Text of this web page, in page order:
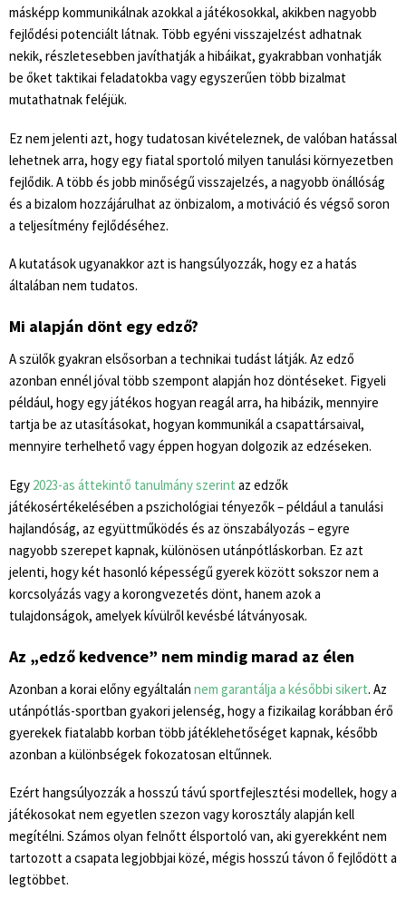
másképp kommunikálnak azokkal a játékosokkal, akikben nagyobb
fejlődési potenciált látnak. Több egyéni visszajelzést adhatnak
nekik, részletesebben javíthatják a hibáikat, gyakrabban vonhatják
be őket taktikai feladatokba vagy egyszerűen több bizalmat
mutathatnak feléjük.
Ez nem jelenti azt, hogy tudatosan kivételeznek, de valóban hatással
lehetnek arra, hogy egy fiatal sportoló milyen tanulási környezetben
fejlődik. A több és jobb minőségű visszajelzés, a nagyobb önállóság
és a bizalom hozzájárulhat az önbizalom, a motiváció és végső soron
a teljesítmény fejlődéséhez.
A kutatások ugyanakkor azt is hangsúlyozzák, hogy ez a hatás
általában nem tudatos.
Mi alapján dönt egy edző?
A szülők gyakran elsősorban a technikai tudást látják. Az edző
azonban ennél jóval több szempont alapján hoz döntéseket. Figyeli
például, hogy egy játékos hogyan reagál arra, ha hibázik, mennyire
tartja be az utasításokat, hogyan kommunikál a csapattársaival,
mennyire terhelhető vagy éppen hogyan dolgozik az edzéseken.
Egy 2023-as áttekintő tanulmány szerint az edzők
játékosértékelésében a pszichológiai tényezők – például a tanulási
hajlandóság, az együttműködés és az önszabályozás – egyre
nagyobb szerepet kapnak, különösen utánpótláskorban. Ez azt
jelenti, hogy két hasonló képességű gyerek között sokszor nem a
korcsolyázás vagy a korongvezetés dönt, hanem azok a
tulajdonságok, amelyek kívülről kevésbé látványosak.
Az „edző kedvence” nem mindig marad az élen
Azonban a korai előny egyáltalán nem garantálja a későbbi sikert. Az
utánpótlás-sportban gyakori jelenség, hogy a fizikailag korábban érő
gyerekek fiatalabb korban több játéklehetőséget kapnak, később
azonban a különbségek fokozatosan eltűnnek.
Ezért hangsúlyozzák a hosszú távú sportfejlesztési modellek, hogy a
játékosokat nem egyetlen szezon vagy korosztály alapján kell
megítélni. Számos olyan felnőtt élsportoló van, aki gyerekként nem
tartozott a csapata legjobbjai közé, mégis hosszú távon ő fejlődött a
legtöbbet.